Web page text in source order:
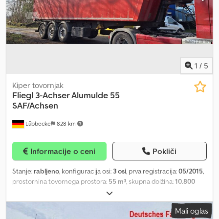
1 / 5
Lübbecke 828 km
Kiper tovornjak
Fliegl 3-Achser Alumulde 55
SAF/Achsen
Informacije o ceni Pokliči
Stanje: rabljeno, konfiguracija osi: 3 osi, prva registracija:05/2015,
prostornina tovornega prostora: 55 m³, skupna dolžina:10.800
, skupna višina:
rdeča, Leto izdelave:2015, Oprema:ABS, = Additional Options and
Accessories = - Electronic Brake System (EBS) - Toolbox - Central
Mali oglas